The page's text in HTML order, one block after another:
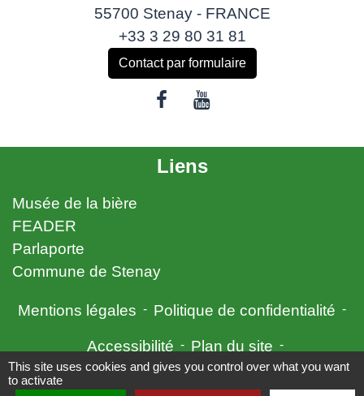
55700 Stenay - FRANCE
+33 3 29 80 31 81
Contact par formulaire
Liens
Musée de la bière
FEADER
Parlaporte
Commune de Stenay
Mentions légales - Politique de confidentialité -
Accessibilité - Plan du site -
This site uses cookies and gives you control over what you want
to activate